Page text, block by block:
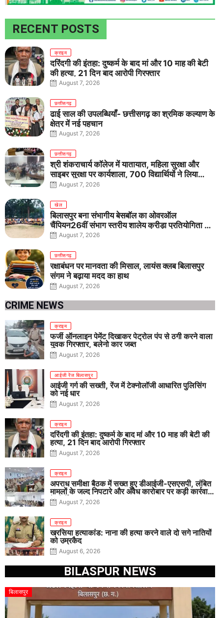
RECENT POSTS
क्राइम
दरिंदगी की इंतहा: दुष्कर्म के बाद मां और 10 माह की बेटी
की हत्या, 21 दिन बाद आरोपी गिरफ्तार
August 7, 2026
छत्तीसगढ़
ढाई साल की उपलब्धियाँ- छत्तीसगढ़ का श्रमिक कल्याण के
क्षेत्र में नई पहचान
August 7, 2026
छत्तीसगढ़
श्री शंकराचार्य कॉलेज में यातायात, महिला सुरक्षा और
साइबर सुरक्षा पर कार्यशाला, 700 विद्यार्थियों ने लिया
जागरूकता का संकल्प
August 7, 2026
खेल
बिलासपुर बना संभागीय बेसबॉल का ओवरऑल
चैंपियन26वीं संभाग स्तरीय शालेय क्रीड़ा प्रतियोगिता में
तीनों आयु वर्गों में शानदार प्रदर्शन
August 7, 2026
छत्तीसगढ़
रक्षाबंधन पर मानवता की मिसाल, लायंस क्लब बिलासपुर
संगम ने बढ़ाया मदद का हाथ
August 7, 2026
CRIME NEWS
क्राइम
फर्जी ऑनलाइन पेमेंट दिखाकर पेट्रोल पंप से ठगी करने वाला
युवक गिरफ्तार, बलेनो कार जब्त
August 7, 2026
आईजी रेंज बिलासपुर
आईजी गर्ग की सख्ती, रेंज में टेक्नोलॉजी आधारित पुलिसिंग
को नई धार
August 7, 2026
क्राइम
दरिंदगी की इंतहा: दुष्कर्म के बाद मां और 10 माह की बेटी की
हत्या, 21 दिन बाद आरोपी गिरफ्तार
August 7, 2026
क्राइम
अपराध समीक्षा बैठक में सख्त हुए डीआईजी-एसएसपी, लंबित
मामलों के जल्द निपटारे और अवैध कारोबार पर कड़ी कार्रवाई
के निर्देश
August 7, 2026
क्राइम
खरसिया हत्याकांड: नाना की हत्या करने वाले दो सगे नातियों
को उम्रकैद
August 6, 2026
BILASPUR NEWS
बिलासपुर